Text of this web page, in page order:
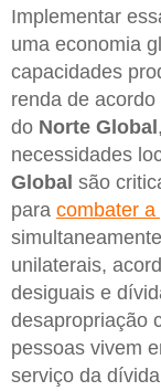
Implementar
uma economia
capacidades
renda de
do Norte Global
necessidades
Global são
para combater a
unilaterais,
desiguais e
desapropriação
pessoas vivem
serviço da